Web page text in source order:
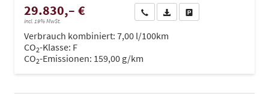
29.830,– €
incl. 19% MwSt.
Wir rufen Sie anPDF-Datei, Fahrzeugexposé
Verbrauch kombiniert: 7,00 l/100km
CO2-Klasse: F
CO2-Emissionen: 159,00 g/km